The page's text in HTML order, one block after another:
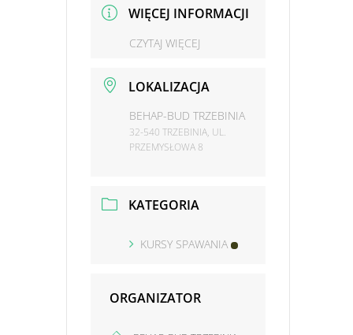
WIĘCEJ INFORMACJI
CZYTAJ WIĘCEJ
LOKALIZACJA
BEHAP-BUD TRZEBINIA
32-540 TRZEBINIA, UL.
PRZEMYSŁOWA 8
KATEGORIA
KURSY SPAWANIA
ORGANIZATOR